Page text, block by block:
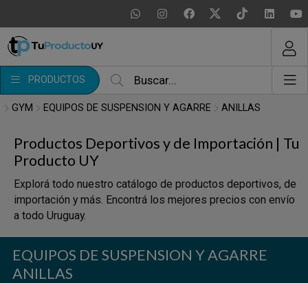
PRODUCTOS
MI COMPRA
GYM EQUIPOS DE SUSPENSION Y AGARRE ANILLAS
Productos Deportivos y de Importación | Tu
Producto UY
Explorá todo nuestro catálogo de productos deportivos, de
importación y más. Encontrá los mejores precios con envío
a todo Uruguay.
EQUIPOS DE SUSPENSION Y AGARRE
ANILLAS